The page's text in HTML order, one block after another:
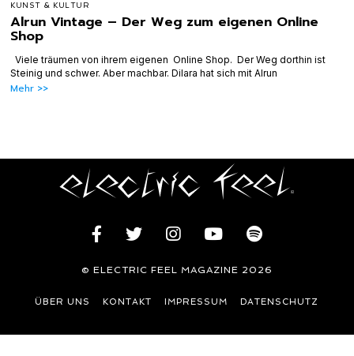
KUNST & KULTUR
Alrun Vintage – Der Weg zum eigenen Online
Shop
Viele träumen von ihrem eigenen Online Shop. Der Weg dorthin ist
Steinig und schwer. Aber machbar. Dilara hat sich mit Alrun
Mehr >>
© ELECTRIC FEEL MAGAZINE 2026
ÜBER UNS KONTAKT IMPRESSUM DATENSCHUTZ